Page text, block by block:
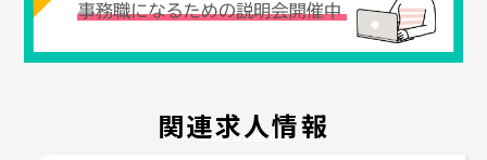
関連求人情報
Job search